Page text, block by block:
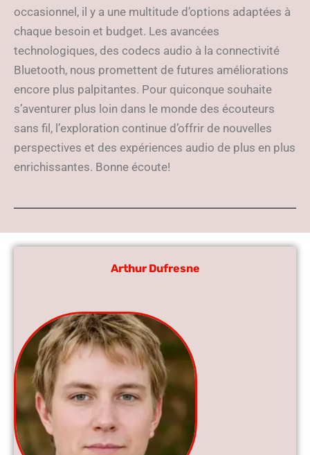
occasionnel, il y a une multitude d’options adaptées à
chaque besoin et budget. Les avancées
technologiques, des codecs audio à la connectivité
Bluetooth, nous promettent de futures améliorations
encore plus palpitantes. Pour quiconque souhaite
s’aventurer plus loin dans le monde des écouteurs
sans fil, l’exploration continue d’offrir de nouvelles
perspectives et des expériences audio de plus en plus
enrichissantes. Bonne écoute!
Arthur Dufresne